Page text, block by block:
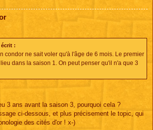
écrit :
condor ne sait voler qu'à l'âge de 6 mois. Le premier
dans la saison 1. On peut penser qu'il n'a que 3
3 ans avant la saison 3, pourquoi cela ?
ci-dessous, et plus précisement le topic, qui
des cités d'or ! x-)